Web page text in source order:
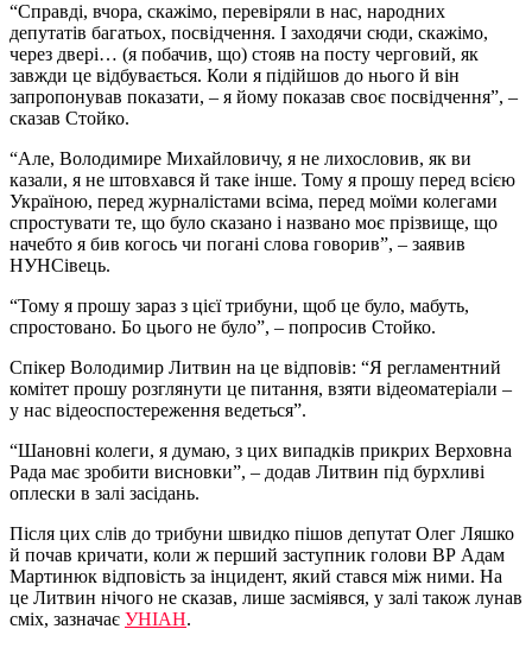
“Справді, вчора, скажімо, перевіряли в нас, народних
депутатів багатьох, посвідчення. І заходячи сюди, скажімо,
через двері… (я побачив, що) стояв на посту черговий, як
завжди це відбувається. Коли я підійшов до нього й він
запропонував показати, – я йому показав своє посвідчення”, –
сказав Стойко.
“Але, Володимире Михайловичу, я не лихословив, як ви
казали, я не штовхався й таке інше. Тому я прошу перед всією
Україною, перед журналістами всіма, перед моїми колегами
спростувати те, що було сказано і названо моє прізвище, що
начебто я бив когось чи погані слова говорив”, – заявив
НУНСівець.
“Тому я прошу зараз з цієї трибуни, щоб це було, мабуть,
спростовано. Бо цього не було”, – попросив Стойко.
Спікер Володимир Литвин на це відповів: “Я регламентний
комітет прошу розглянути це питання, взяти відеоматеріали –
у нас відеоспостереження ведеться”.
“Шановні колеги, я думаю, з цих випадків прикрих Верховна
Рада має зробити висновки”, – додав Литвин під бурхливі
оплески в залі засідань.
Після цих слів до трибуни швидко пішов депутат Олег Ляшко
й почав кричати, коли ж перший заступник голови ВР Адам
Мартинюк відповість за інцидент, який стався між ними. На
це Литвин нічого не сказав, лише засміявся, у залі також лунав
сміх, зазначає УНІАН.